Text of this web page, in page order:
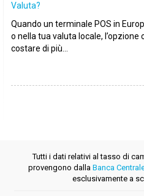
Valuta?
Quando un terminale POS in
o nella tua valuta locale, l’opzione
costare di più...
Tutti i dati relativi al tasso di
provengono dalla Banca
esclusivamente a